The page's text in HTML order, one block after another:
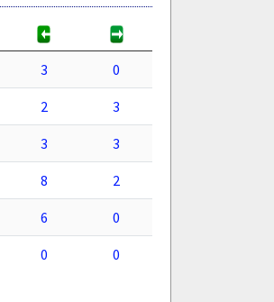
3 0
2 3
3 3
8 2
6 0
0 0